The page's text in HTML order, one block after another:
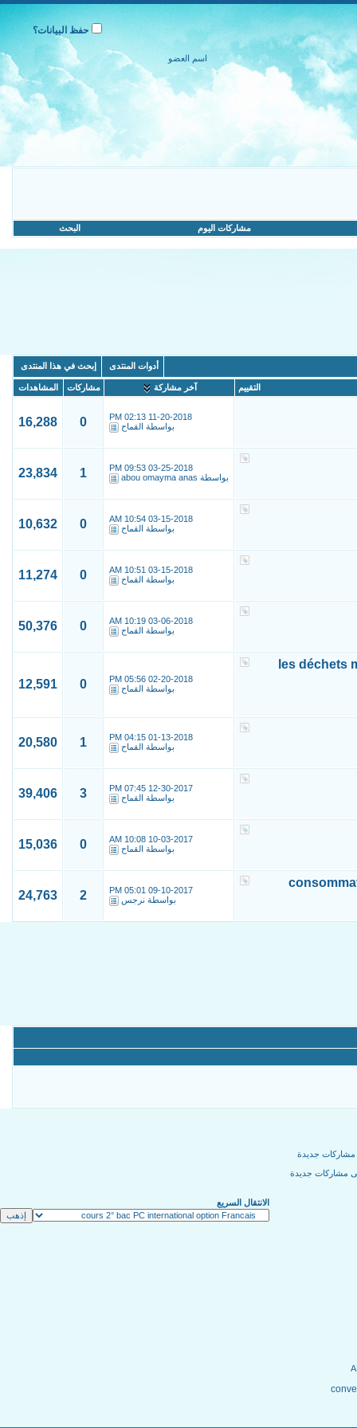
حفظ البيانات؟
مشاركات اليوم البحث
أدوات المنتدى إبحث في هذا المنتدى
التقييم آخر مشاركة مشاركات المشاهدات
11-20-2018
02:13 PM
بواسطة القماح 0
16,288
03-25-2018
09:53 PM
بواسطة abou omayma anas
1
23,834
03-15-2018
10:54 AM
بواسطة القماح 0
10,632
03-15-2018
10:51 AM
بواسطة القماح 0
11,274
03-06-2018
10:19 AM
بواسطة القماح 0
50,376
les déchets
02-20-2018
05:56 PM
بواسطة القماح 0
12,591
01-13-2018
04:15 PM
بواسطة القماح 1
20,580
12-30-2017
07:45 PM
بواسطة القماح 3
39,406
10-03-2017
10:08 AM
بواسطة القماح 0
15,036
09-10-2017
05:01 PM
بواسطة نرجس 2
24,763
جديدة
مشاركات جديدة
الانتقال السريع